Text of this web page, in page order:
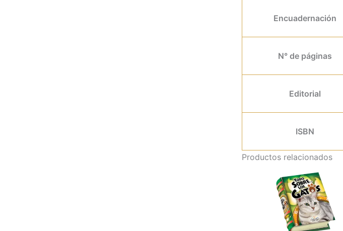
Encuadernación
N° de páginas
Editorial
ISBN
Productos relacionados